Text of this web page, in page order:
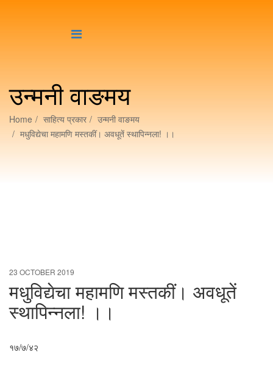
उन्मनी वाङमय
Home साहित्य प्रकार
उन्मनी वाङमय
मधुविद्येचा महामणि मस्तकीं। अवधूतें स्थापिन्नला! ।।
23 OCTOBER 2019
मधुविद्येचा महामणि मस्तकीं। अवधूतें
स्थापिन्नला! ।।
१७/७/४२